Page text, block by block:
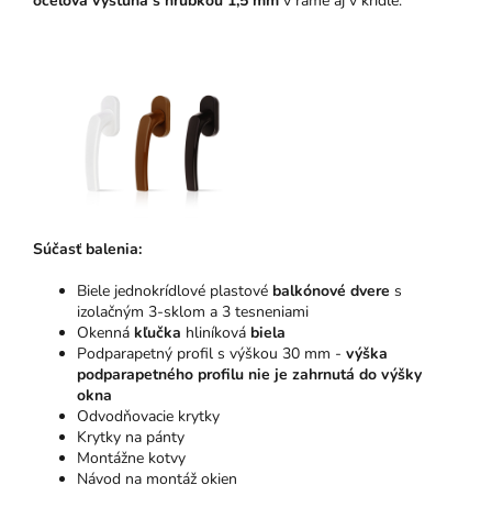
Súčasť balenia:
Biele jednokrídlové plastové balkónové dvere s
izolačným 3-sklom a 3 tesneniami
Okenná kľučka hliníková biela
Podparapetný profil s výškou 30 mm - výška
podparapetného profilu nie je zahrnutá do výšky
okna
Odvodňovacie krytky
Krytky na pánty
Montážne kotvy
Návod na montáž okien